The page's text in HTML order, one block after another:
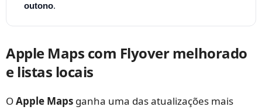
outono.
Apple Maps com Flyover melhorado
e listas locais
OApple Maps ganha uma das atualizações mais